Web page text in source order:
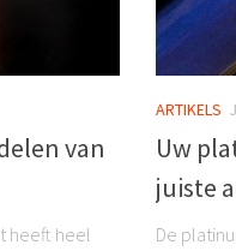
van
heeft heel
ARTIKELS
Uw
juiste
De